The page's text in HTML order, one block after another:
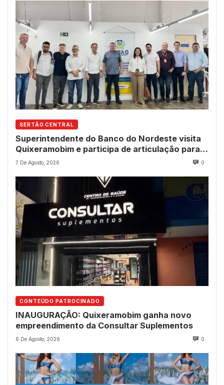
SERTÃO CENTRAL
Superintendente do Banco do Nordeste visita
Quixeramobim e participa de articulação para
avanço do futuro shopping
7 De Agosto, 2026 0
CONTEÚDO PATROCINADO
INAUGURAÇÃO: Quixeramobim ganha novo
empreendimento da Consultar Suplementos
6 De Agosto, 2026 0